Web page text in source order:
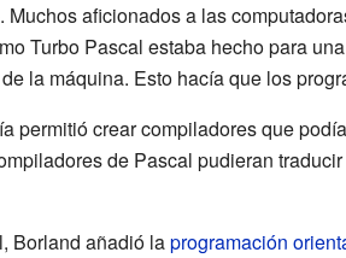
Muchos aficionados a las
Turbo Pascal estaba hecho para
la máquina. Esto hacía que los
permitió crear compiladores que
de Pascal pudieran
Borland añadió laprogramación